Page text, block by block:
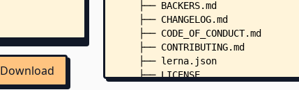
Download
    ├── BACKERS.md
    ├── CHANGELOG.md
    ├── CODE_OF_CONDUCT.md
    ├── CONTRIBUTING.md
    ├── lerna.json
    ├── LICENSE